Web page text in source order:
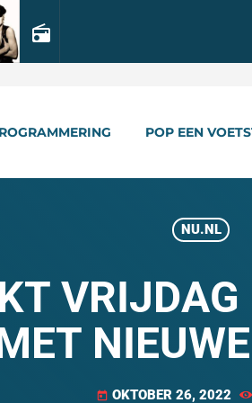
radio
POP EEN
NU.NL
today OKTOBER 26, 2022